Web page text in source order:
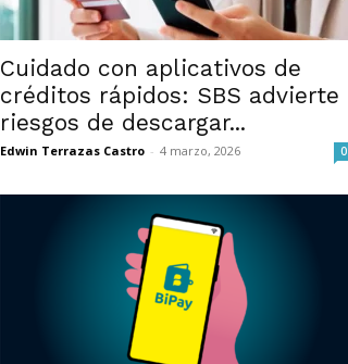
Cuidado con aplicativos de
créditos rápidos: SBS advierte
riesgos de descargar...
Edwin Terrazas Castro - 4 marzo, 2026 0